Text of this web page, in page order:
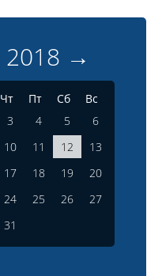
2018 →
Чт Пт Сб
Вс
3 4 5
6
10 11 12
13
17 18 19
20
24 25 26
27
31